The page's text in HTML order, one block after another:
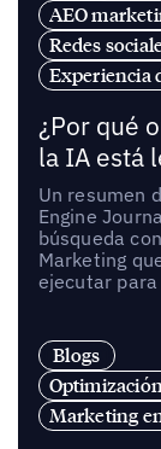
AEO
Redes
Experiencia
¿Por qué
la IA está
Un resumen
Engine
búsqueda
Marketing
ejecutar
Blogs
Marketing